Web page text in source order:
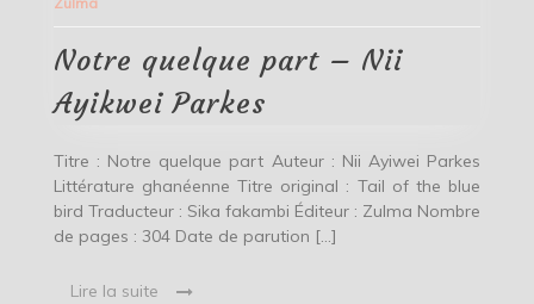
Ayikwei
Parkes
Notre quelque part – Nii
Ayikwei Parkes
Titre : Notre quelque part Auteur : Nii Ayiwei Parkes
Littérature ghanéenne Titre original : Tail of the blue
bird Traducteur : Sika fakambi Éditeur : Zulma Nombre
de pages : 304 Date de parution […]
Lire la suite